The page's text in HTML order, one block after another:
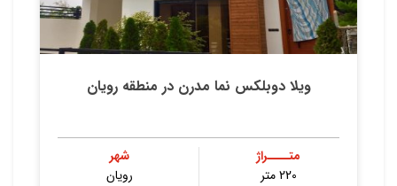
ویلا دوبلکس نما مدرن در منطقه رویان
متــــراژ
220 متر
شهر
رویان